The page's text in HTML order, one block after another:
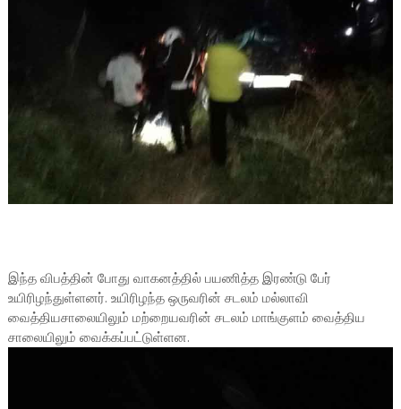
இந்த விபத்தின் போது வாகனத்தில் பயணித்த இரண்டு பேர்
உயிரிழந்துள்ளனர். உயிரிழந்த ஒருவரின் சடலம் மல்லாவி
வைத்தியசாலையிலும் மற்றையவரின் சடலம் மாங்குளம் வைத்திய
சாலையிலும் வைக்கப்பட்டுள்ளன.